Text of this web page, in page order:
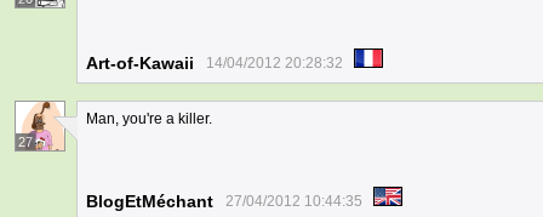
Art-of-Kawaii 14/04/2012 20:28:32
27
Man, you're a killer.
BlogEtMéchant 27/04/2012 10:44:35